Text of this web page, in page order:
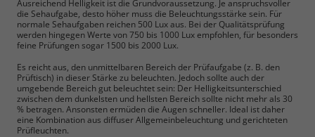
Ausreichend Helligkeit ist die Grundvoraussetzung. Je anspruchsvoller
die Sehaufgabe, desto höher muss die Beleuchtungsstärke sein. Für
normale Sehaufgaben reichen 500 Lux aus. Bei der Qualitätsprüfung
werden hingegen Werte von 750 bis 1000 Lux empfohlen, für besonders
feine Prüfungen sogar 1500 bis 2000 Lux.
Es reicht aus, den unmittelbaren Bereich der Prüfaufgabe (z. B. den
Prüftisch) in dieser Stärke zu beleuchten. Jedoch sollte auch der
umgebende Bereich gut beleuchtet sein: Der Helligkeitsunterschied
zwischen dem dunkelsten und hellsten Bereich sollte nicht mehr als 30
% betragen. Ansonsten ermüden die Augen schneller. Ideal ist daher
eine Kombination aus diffuser Allgemeinbeleuchtung und gerichteten
Prüfleuchten.